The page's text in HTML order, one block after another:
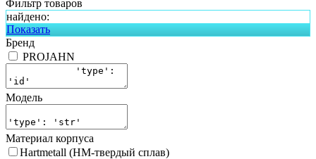
Фильтр товаров
найдено:
Показать
Бренд
PROJAHN
Модель
Материал корпуса
Hartmetall (HM-твердый сплав)